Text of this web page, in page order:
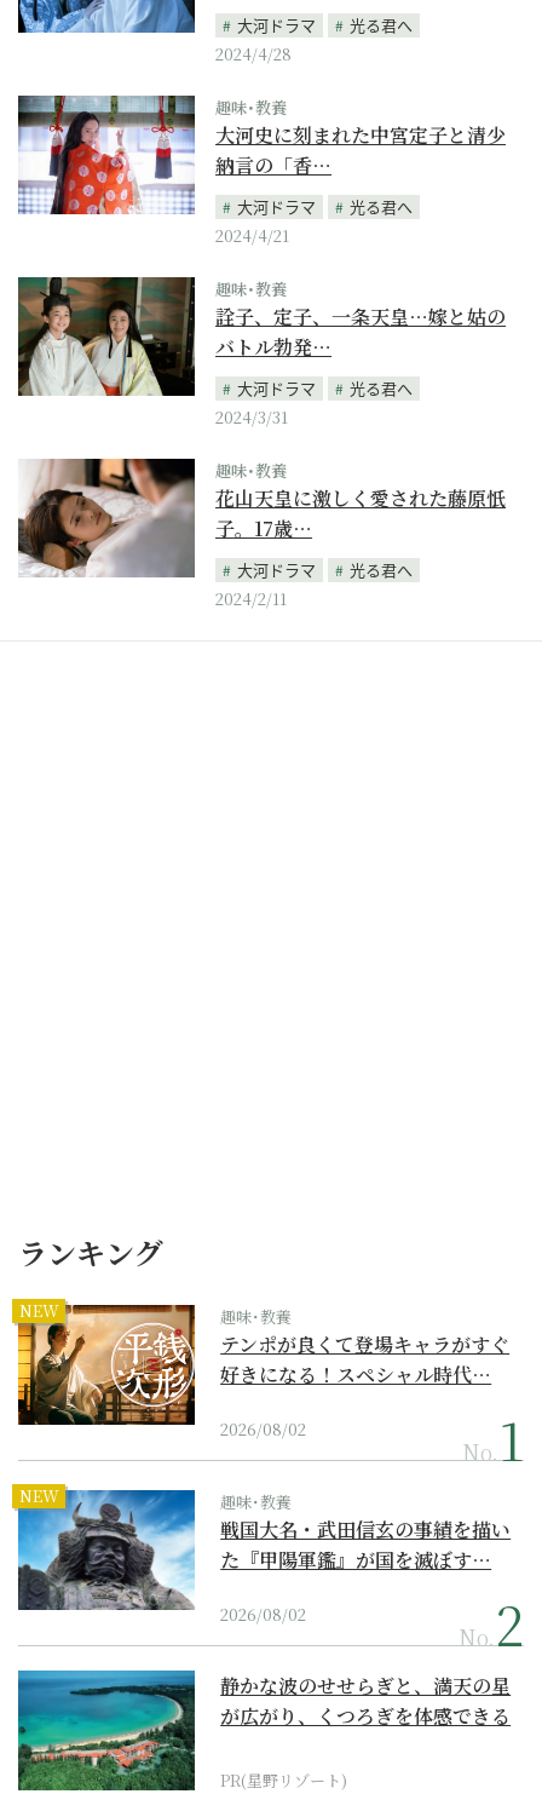
大河ドラマ
光る君へ
2024/4/28
趣味･教養
大河史に刻まれた中宮定子と清少
納言の「香…
大河ドラマ
光る君へ
2024/4/21
趣味･教養
詮子、定子、一条天皇…嫁と姑の
バトル勃発…
大河ドラマ
光る君へ
2024/3/31
趣味･教養
花山天皇に激しく愛された藤原忯
子。17歳…
大河ドラマ
光る君へ
2024/2/11
ランキング
NEW 趣味･教養
テンポが良くて登場キャラがすぐ
好きになる！スペシャル時代…
2026/08/02
No.
NEW 趣味･教養
戦国大名・武田信玄の事績を描い
た『甲陽軍鑑』が国を滅ぼす…
2026/08/02
No.
静かな波のせせらぎと、満天の星
が広がり、くつろぎを体感できる
PR(星野リゾート)